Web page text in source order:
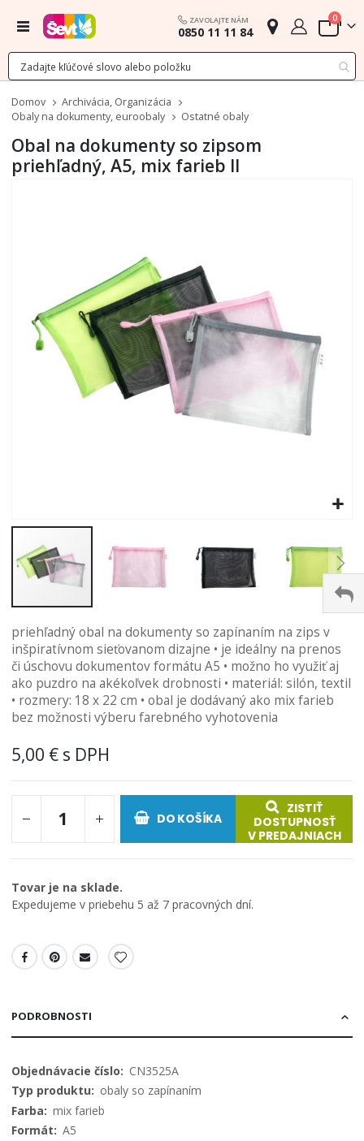
Menu ZAVOLAJTE NÁM
0850 11 11 84 Cart
0
Domov
Archivácia, Organizácia
Obaly na dokumenty, euroobaly
Ostatné obaly
Obal na dokumenty so zipsom
priehľadný, A5, mix farieb II
na
začiatok
galérie
obrázkov
priehľadný obal na dokumenty so zapínaním na zips v
inšpiratívnom sieťovanom dizajne • je ideálny na prenos
či úschovu dokumentov formátu A5 • možno ho využiť aj
ako puzdro na akékoľvek drobnosti • materiál: silón, textil
• rozmery: 18 x 22 cm • obal je dodávaný ako mix farieb
bez možnosti výberu farebného vyhotovenia
5,00 €
DO KOŠÍKA
ZISTIŤ
DOSTUPNOSŤ
V PREDAJNIACH
Tovar je na sklade.
Expedujeme v priebehu 5 až 7 pracovných dní.
PODROBNOSTI
Viac
informácií
CN3525A
obaly so zapínaním
mix farieb
A5